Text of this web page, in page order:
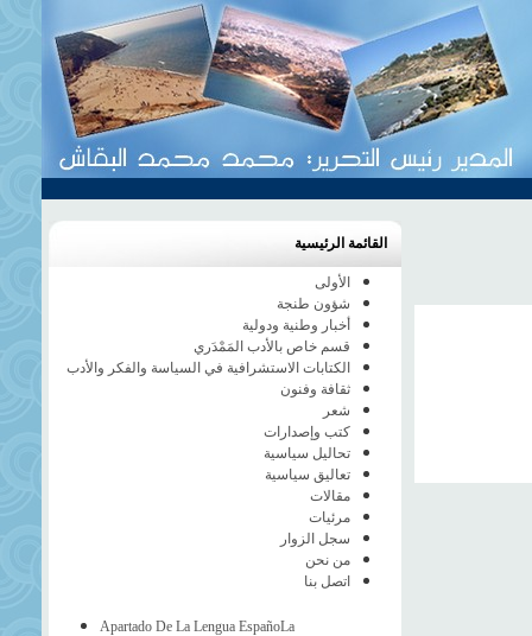
القائمة الرئيسية
الأولى
شؤون طنجة
أخبار وطنية ودولية
قسم خاص بالأدب المَمْدَري
الكتابات الاستشرافية في السياسة والفكر والأدب
ثقافة وفنون
شعر
كتب وإصدارات
تحاليل سياسية
تعاليق سياسية
مقالات
مرئيات
سجل الزوار
من نحن
اتصل بنا
Apartado De La Lengua EspañoLa